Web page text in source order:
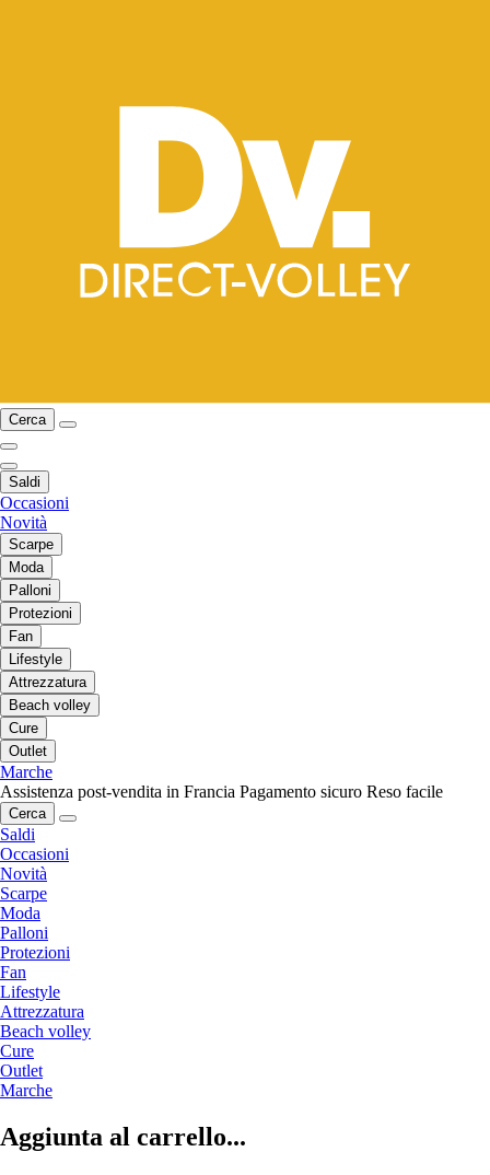
Cerca
Saldi
Occasioni
Novità
Scarpe
Moda
Palloni
Protezioni
Fan
Lifestyle
Attrezzatura
Beach volley
Cure
Outlet
Marche
Assistenza post-vendita in Francia Pagamento sicuro Reso facile
Cerca
Saldi
Occasioni
Novità
Scarpe
Moda
Palloni
Protezioni
Fan
Lifestyle
Attrezzatura
Beach volley
Cure
Outlet
Marche
Aggiunta al carrello...